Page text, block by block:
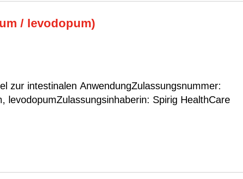
/ levodopum)
levodopumZulassungsinhaberin: Spirig HealthCare